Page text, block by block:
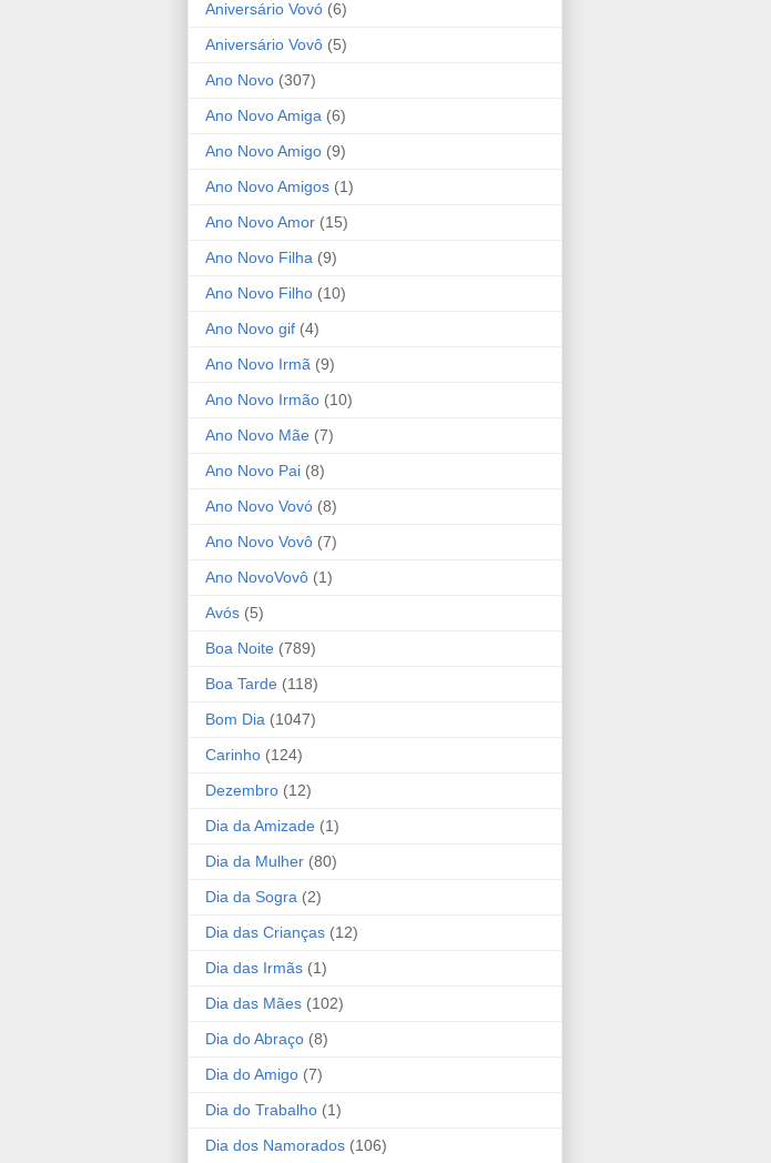
Aniversário Vovó (6)
Aniversário Vovô (5)
Ano Novo (307)
Ano Novo Amiga (6)
Ano Novo Amigo (9)
Ano Novo Amigos (1)
Ano Novo Amor (15)
Ano Novo Filha (9)
Ano Novo Filho (10)
Ano Novo gif (4)
Ano Novo Irmã (9)
Ano Novo Irmão (10)
Ano Novo Mãe (7)
Ano Novo Pai (8)
Ano Novo Vovó (8)
Ano Novo Vovô (7)
Ano NovoVovô (1)
Avós (5)
Boa Noite (789)
Boa Tarde (118)
Bom Dia (1047)
Carinho (124)
Dezembro (12)
Dia da Amizade (1)
Dia da Mulher (80)
Dia da Sogra (2)
Dia das Crianças (12)
Dia das Irmãs (1)
Dia das Mães (102)
Dia do Abraço (8)
Dia do Amigo (7)
Dia do Trabalho (1)
Dia dos Namorados (106)